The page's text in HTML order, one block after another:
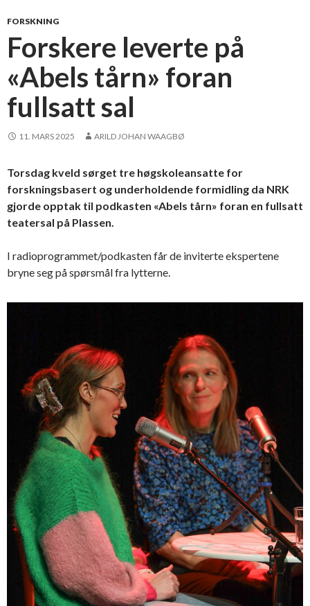
FORSKNING
Forskere leverte på
«Abels tårn» foran
fullsatt sal
11. MARS 2025 ARILD JOHAN WAAGBØ
Torsdag kveld sørget tre høgskoleansatte for
forskningsbasert og underholdende formidling da NRK
gjorde opptak til podkasten «Abels tårn» foran en fullsatt
teatersal på Plassen.
I radioprogrammet/podkasten får de inviterte ekspertene
bryne seg på spørsmål fra lytterne.